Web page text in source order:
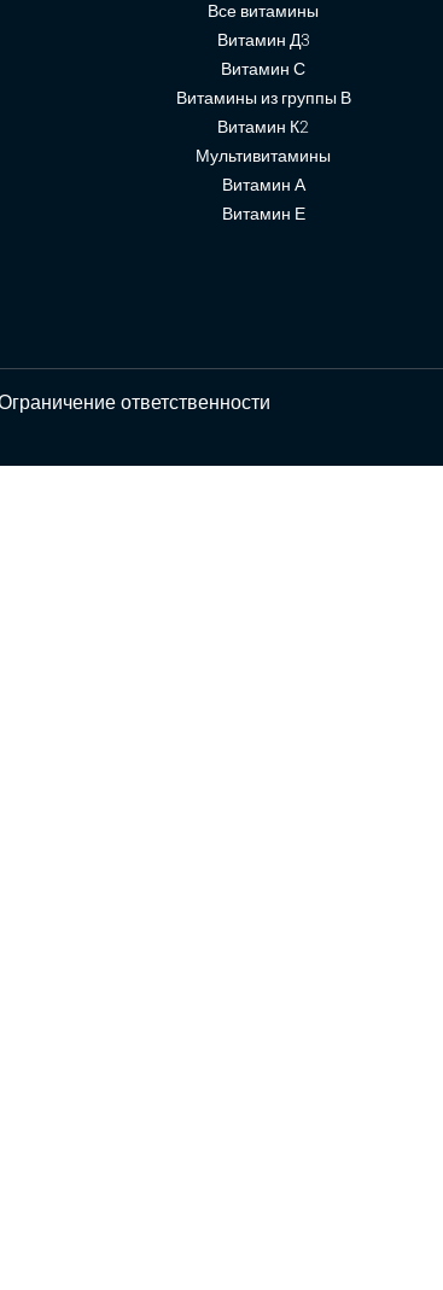
Все витамины
Витамин Д3
Витамин С
Витамины из группы В
Витамин К2
Мультивитамины
Витамин А
Витамин Е
ответственности